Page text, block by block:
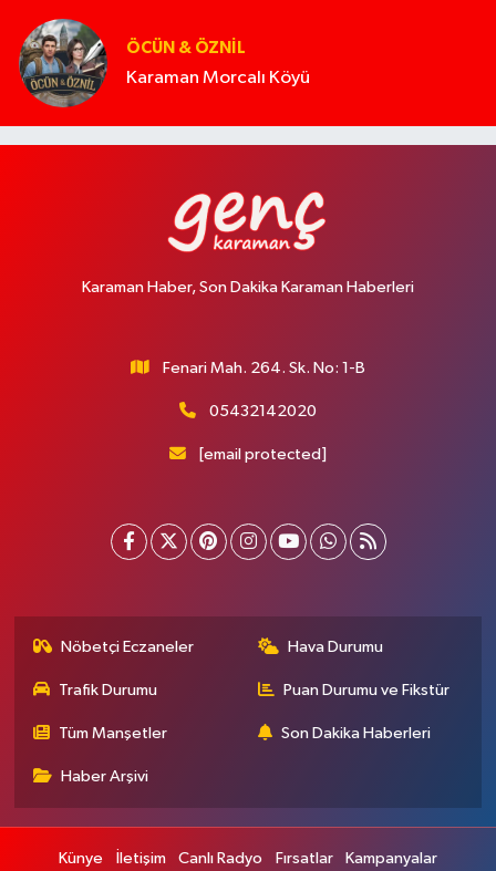
ÖCÜN & ÖZNIL
Karaman Morcalı Köyü
Karaman Haber, Son Dakika Karaman Haberleri
Fenari Mah. 264. Sk. No: 1-B
05432142020
[email protected]
Nöbetçi Eczaneler Hava Durumu
Trafik Durumu Puan Durumu ve Fikstür
Tüm Manşetler Son Dakika Haberleri
Haber Arşivi
Künye İletişim Canlı Radyo Fırsatlar Kampanyalar